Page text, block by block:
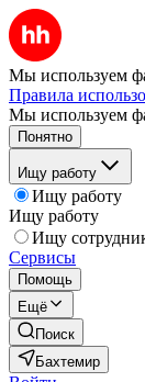
Мы используем
Правила
Мы используем
Понятно
Ищу работу
Ищу работу
Ищу работу
Ищу
Сервисы
Помощь
Ещё
Поиск
Бахтемир